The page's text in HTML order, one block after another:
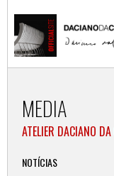
MEDIA
ATELIER DACIANO
NOTÍCIAS